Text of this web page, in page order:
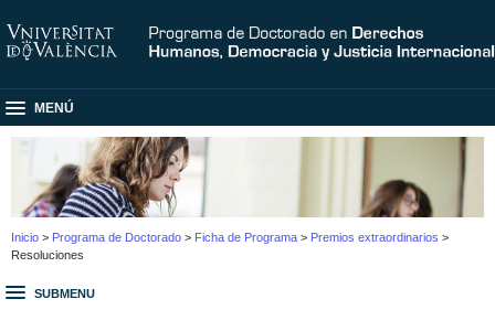
MENÚ
Inicio > Programa de Doctorado > Ficha de Programa > Premios extraordinarios >
Resoluciones
SUBMENU